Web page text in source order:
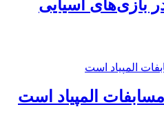
بازی‌های آسیایی
المپیاد است